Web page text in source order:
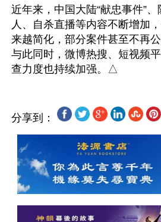
近年来，中国大陆“献忠事件”
人、自杀直播等内容不断增加
来越简化，部分案件甚至不再
与此同时，微博热搜、短视频
分享到：